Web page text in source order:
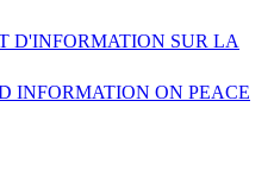
D'INFORMATION SUR LA
INFORMATION ON PEACE